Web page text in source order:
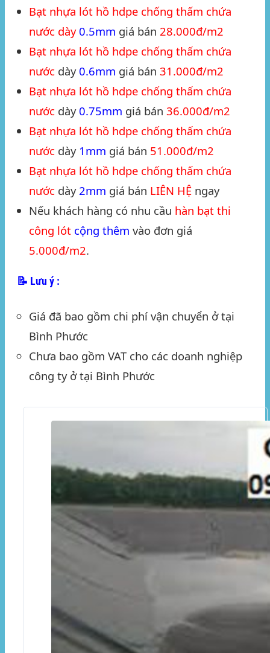
Bạt nhựa lót hồ hdpe chống thấm chứa
nước dày 0.5mm giá bán 28.000đ/m2
Bạt nhựa lót hồ hdpe chống thấm chứa
nước dày 0.6mm giá bán 31.000đ/m2
Bạt nhựa lót hồ hdpe chống thấm chứa
nước dày 0.75mm giá bán 36.000đ/m2
Bạt nhựa lót hồ hdpe chống thấm chứa
nước dày 1mm giá bán 51.000đ/m2
Bạt nhựa lót hồ hdpe chống thấm chứa
nước dày2mm giá bán LIÊN HỆ ngay
Nếu khách hàng có nhu cầu hàn bạt thi
công lót cộng thêm vào đơn giá
5.000đ/m2.
📝 Lưu ý :
Giá đã bao gồm chi phí vận chuyển ở tại
Bình Phước
Chưa bao gồm VAT cho các doanh nghiệp
công ty ở tại Bình Phước